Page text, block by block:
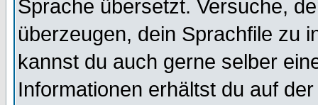
Sprache übersetzt. Versuche,
überzeugen, dein Sprachfile zu
kannst du auch gerne selber
Informationen erhältst du auf